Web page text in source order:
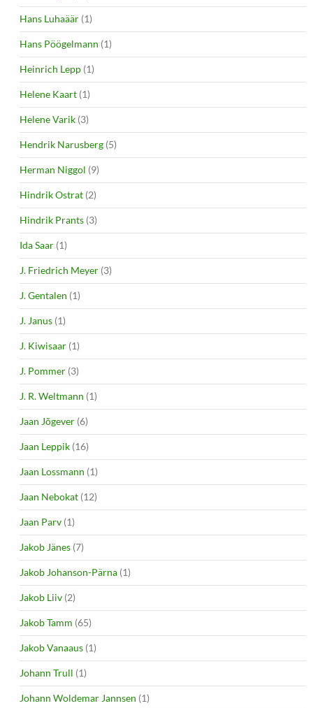
Hans Luhaäär (1)
Hans Pöögelmann (1)
Heinrich Lepp (1)
Helene Kaart (1)
Helene Varik (3)
Hendrik Narusberg (5)
Herman Niggol (9)
Hindrik Ostrat (2)
Hindrik Prants (3)
Ida Saar (1)
J. Friedrich Meyer (3)
J. Gentalen (1)
J. Janus (1)
J. Kiwisaar (1)
J. Pommer (3)
J. R. Weltmann (1)
Jaan Jõgever (6)
Jaan Leppik (16)
Jaan Lossmann (1)
Jaan Nebokat (12)
Jaan Parv (1)
Jakob Jänes (7)
Jakob Johanson-Pärna (1)
Jakob Liiv (2)
Jakob Tamm (65)
Jakob Vanaaus (1)
Johann Trull (1)
Johann Woldemar Jannsen (1)